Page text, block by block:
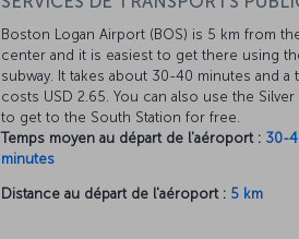
Boston Logan Airport (BOS) is 5 km from
center and it is easiest to get there using
subway. It takes about 30-40 minutes and a
costs USD 2.65. You can also use the Silver
to get to the South Station for free.
Temps moyen au départ de l'aéroport : 30-
minutes
Distance au départ de l'aéroport : 5 km